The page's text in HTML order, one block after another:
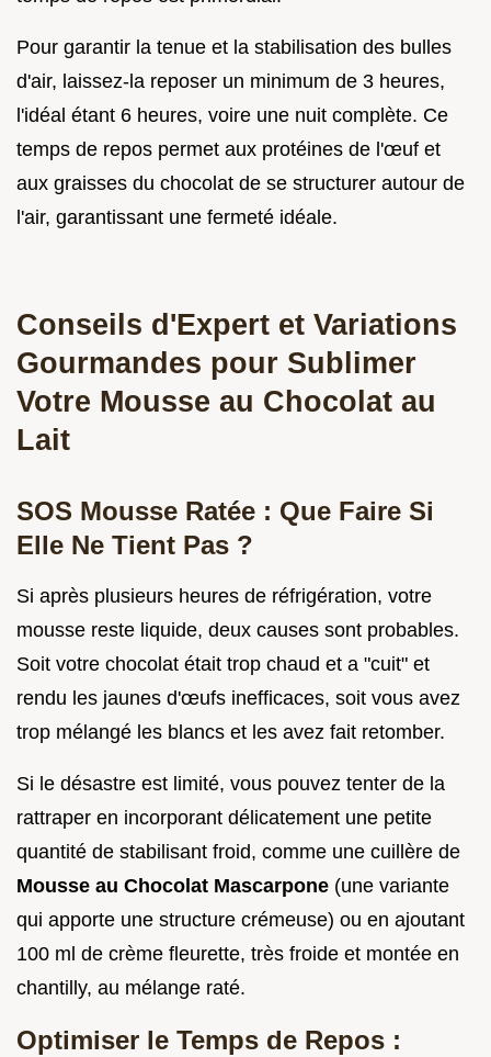
Pour garantir la tenue et la stabilisation des bulles
d'air, laissez-la reposer un minimum de 3 heures,
l'idéal étant 6 heures, voire une nuit complète. Ce
temps de repos permet aux protéines de l'œuf et
aux graisses du chocolat de se structurer autour de
l'air, garantissant une fermeté idéale.
Conseils d'Expert et Variations
Gourmandes pour Sublimer
Votre Mousse au Chocolat au
Lait
SOS Mousse Ratée : Que Faire Si
Elle Ne Tient Pas ?
Si après plusieurs heures de réfrigération, votre
mousse reste liquide, deux causes sont probables.
Soit votre chocolat était trop chaud et a "cuit" et
rendu les jaunes d'œufs inefficaces, soit vous avez
trop mélangé les blancs et les avez fait retomber.
Si le désastre est limité, vous pouvez tenter de la
rattraper en incorporant délicatement une petite
quantité de stabilisant froid, comme une cuillère de
Mousse au Chocolat Mascarpone (une variante
qui apporte une structure crémeuse) ou en ajoutant
100 ml de crème fleurette, très froide et montée en
chantilly, au mélange raté.
Optimiser le Temps de Repos :